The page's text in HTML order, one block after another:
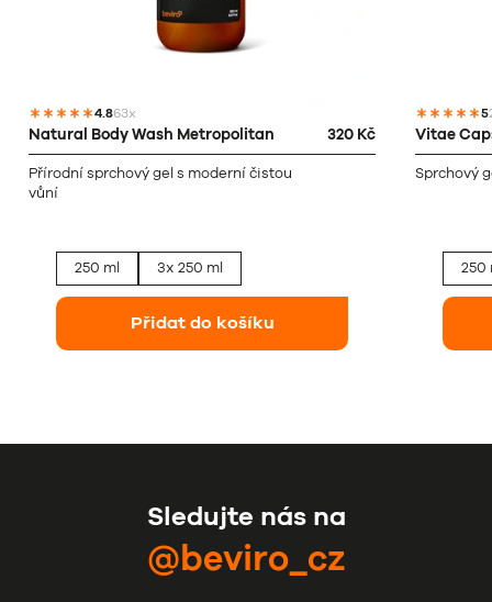
4.863x
Natural Body Wash Metropolitan 320 Kč
Přírodní sprchový gel s moderní čistou
vůní
250 ml 3x 250 ml
Přidat do košíku
5
Vitae
Sprchový
250
Sledujte nás na
@beviro_cz